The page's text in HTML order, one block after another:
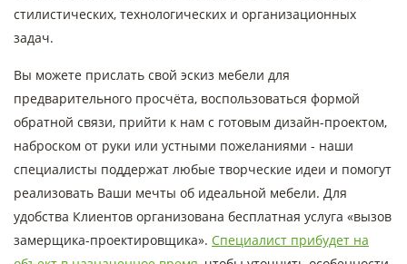
стилистических, технологических и организационных
задач.
Вы можете прислать свой эскиз мебели для
предварительного просчёта, воспользоваться формой
обратной связи, прийти к нам с готовым дизайн-проектом,
наброском от руки или устными пожеланиями - наши
специалисты поддержат любые творческие идеи и помогут
реализовать Ваши мечты об идеальной мебели. Для
удобства Клиентов организована бесплатная услуга «вызов
замерщика-проектировщика». Специалист прибудет на